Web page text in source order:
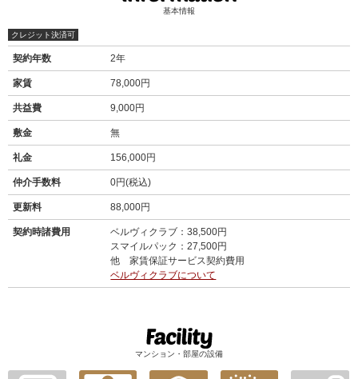
基本情報
クレジット決済可
契約年数 2年
家賃 78,000円
共益費 9,000円
敷金 無
礼金 156,000円
仲介手数料 0円(税込)
更新料 88,000円
契約時諸費用
ベルヴィクラブ：38,500円
スマイルパック：27,500円
他 家賃保証サービス契約費用
ベルヴィクラブについて
マンション・部屋の設備